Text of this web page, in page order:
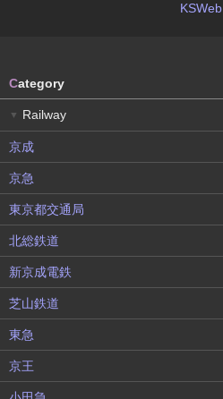
KSWeb
Category
▼ Railway
京成
京急
東京都交通局
北総鉄道
新京成電鉄
芝山鉄道
東急
京王